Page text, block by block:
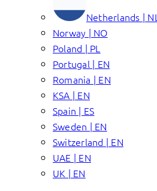
Netherlands | NL
Norway | NO
Poland | PL
Portugal | EN
Romania | EN
KSA | EN
Spain | ES
Sweden | EN
Switzerland | EN
UAE | EN
UK | EN